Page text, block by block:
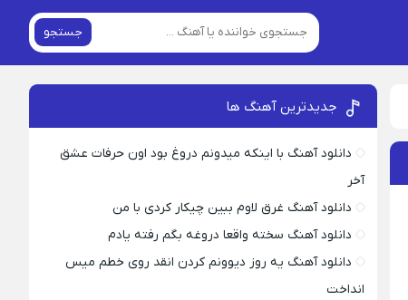
جستجو
جدیدترین آهنگ ها
دانلود آهنگ با اینکه میدونم دروغ بود اون حرفات عشق
آخر
دانلود آهنگ غرق لاوم ببین چیکار کردی با من
دانلود آهنگ سخته واقعا دروغه بگم رفته یادم
دانلود آهنگ یه روز دیوونم کردن انقد روی خطم میس
انداخت